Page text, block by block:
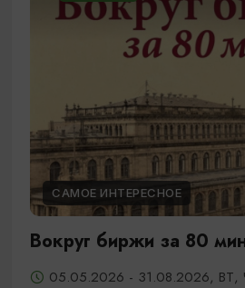
САМОЕ ИНТЕРЕСНОЕ
Вокруг биржи за 80
05.05.2026 - 31.08.2026, ВТ,